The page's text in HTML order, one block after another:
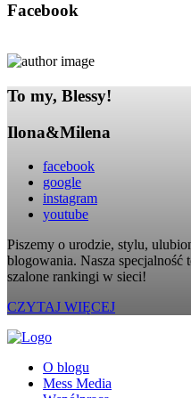
Facebook
To my, Blessy!
Ilona&Milena
facebook
google
instagram
youtube
Piszemy o urodzie, stylu,
blogowania. Nasza specjalność
szalone rankingi w sieci!
CZYTAJ WIĘCEJ
O blogu
Mess Media